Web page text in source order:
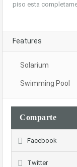
piso esta
Features
Solarium
Swimming Pool
Comparte
Facebook
Twitter